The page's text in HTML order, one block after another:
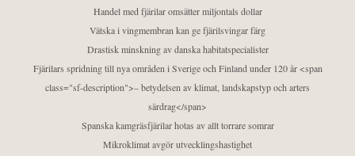
Handel med fjärilar omsätter miljontals dollar
Vätska i vingmembran kan ge fjärilsvingar färg
Drastisk minskning av danska habitatspecialister
Fjärilars spridning till nya områden i Sverige och Finland under 120 år <span
class="sf-description">– betydelsen av klimat, landskapstyp och arters
särdrag</span>
Spanska kamgräsfjärilar hotas av allt torrare somrar
Mikroklimat avgör utvecklingshastighet